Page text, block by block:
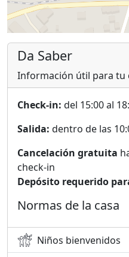
Da Saber
Información útil para tu
Check-in: del 15:00 al
Salida: dentro de las
Cancelación gratuita
check-in
Depósito requerido
Normas de la casa
Niños bienvenidos